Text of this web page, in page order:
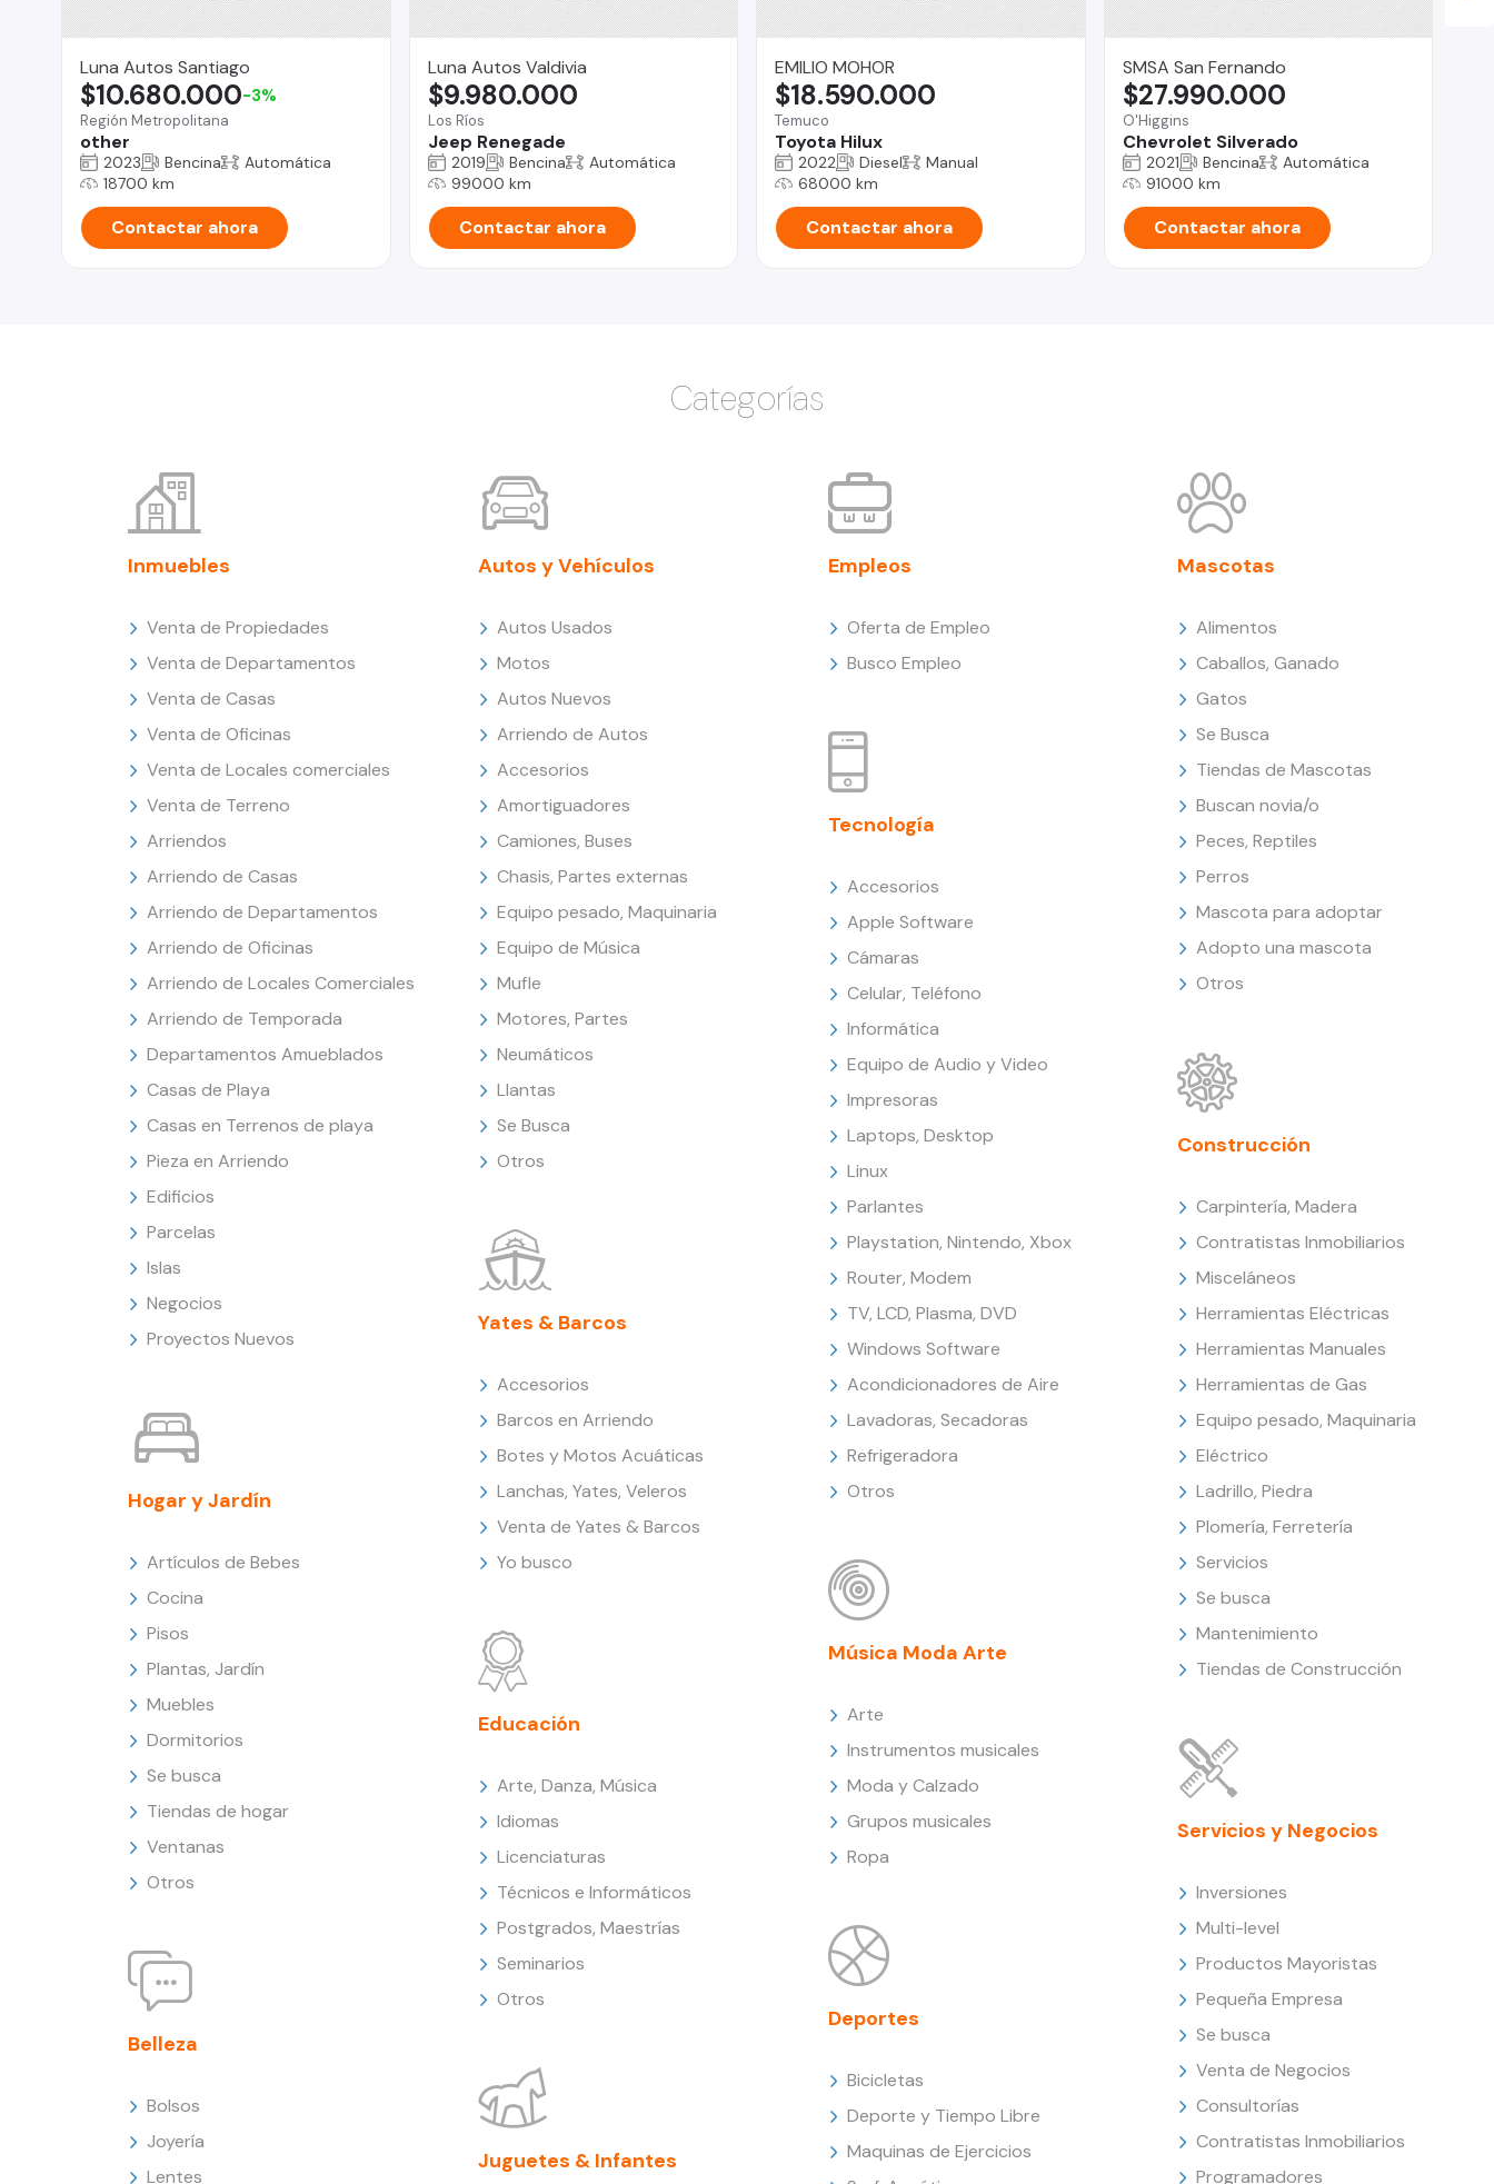
Luna Autos Santiago
Región Metropolitana
other
$10.680.000-3%
2023 Bencina
Automática
18700 km
Contactar ahora
Luna Autos Valdivia
Los Ríos
Jeep Renegade
$9.980.000
2019 Bencina
Automática
99000 km
Contactar ahora
EMILIO MOHOR
Temuco
Toyota Hilux
$18.590.000
2022 Diesel
Manual
68000 km
Contactar ahora
SMSA San Fernando
O'Higgins
Chevrolet Silverado
$27.990.000
2021 Bencina
Automática
91000 km
Contactar ahora
Categorías
Inmuebles
Venta de Propiedades
Venta de Departamentos
Venta de Casas
Venta de Oficinas
Venta de Locales comerciales
Venta de Terreno
Arriendos
Arriendo de Casas
Arriendo de Departamentos
Arriendo de Oficinas
Arriendo de Locales Comerciales
Arriendo de Temporada
Departamentos Amueblados
Casas de Playa
Casas en Terrenos de playa
Pieza en Arriendo
Edificios
Parcelas
Islas
Negocios
Proyectos Nuevos
Hogar y Jardín
Artículos de Bebes
Cocina
Pisos
Plantas, Jardín
Muebles
Dormitorios
Se busca
Tiendas de hogar
Ventanas
Otros
Belleza
Bolsos
Joyería
Lentes
Autos y Vehículos
Autos Usados
Motos
Autos Nuevos
Arriendo de Autos
Accesorios
Amortiguadores
Camiones, Buses
Chasis, Partes externas
Equipo pesado, Maquinaria
Equipo de Música
Mufle
Motores, Partes
Neumáticos
Llantas
Se Busca
Otros
Yates & Barcos
Accesorios
Barcos en Arriendo
Botes y Motos Acuáticas
Lanchas, Yates, Veleros
Venta de Yates & Barcos
Yo busco
Educación
Arte, Danza, Música
Idiomas
Licenciaturas
Técnicos e Informáticos
Postgrados, Maestrías
Seminarios
Otros
Juguetes & Infantes
Empleos
Oferta de Empleo
Busco Empleo
Tecnología
Accesorios
Apple Software
Cámaras
Celular, Teléfono
Informática
Equipo de Audio y Video
Impresoras
Laptops, Desktop
Linux
Parlantes
Playstation, Nintendo, Xbox
Router, Modem
TV, LCD, Plasma, DVD
Windows Software
Acondicionadores de Aire
Lavadoras, Secadoras
Refrigeradora
Otros
Música Moda Arte
Arte
Instrumentos musicales
Moda y Calzado
Grupos musicales
Ropa
Deportes
Bicicletas
Deporte y Tiempo Libre
Maquinas de Ejercicios
Mascotas
Alimentos
Caballos, Ganado
Gatos
Se Busca
Tiendas de Mascotas
Buscan novia/o
Peces, Reptiles
Perros
Mascota para adoptar
Adopto una mascota
Otros
Construcción
Carpintería, Madera
Contratistas Inmobiliarios
Misceláneos
Herramientas Eléctricas
Herramientas Manuales
Herramientas de Gas
Equipo pesado, Maquinaria
Eléctrico
Ladrillo, Piedra
Plomería, Ferretería
Servicios
Se busca
Mantenimiento
Tiendas de Construcción
Servicios y Negocios
Inversiones
Multi-level
Productos Mayoristas
Pequeña Empresa
Se busca
Venta de Negocios
Consultorías
Contratistas Inmobiliarios
Programadores